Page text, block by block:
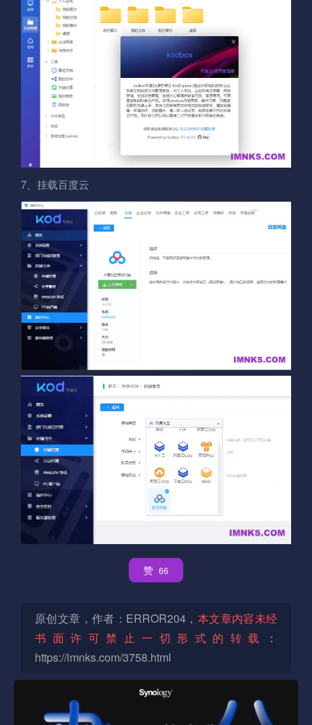
7、挂载百度云
赞 66
原创文章，作者：ERROR204， 本文章内容未经
书面许可禁止一切形式的转载
：
https://imnks.com/3758.html